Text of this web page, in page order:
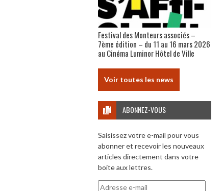
Festival des Monteurs associés –
7ème édition – du 11 au 16 mars 2026
au Cinéma Luminor Hôtel de Ville
Voir toutes les news
ABONNEZ-VOUS
Saisissez votre e-mail pour vous
abonner et recevoir les nouveaux
articles directement dans votre
boite aux lettres.
Adresse